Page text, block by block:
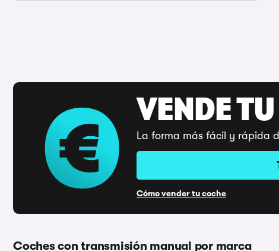
VENDE
La forma más fácil y rápida
Cómo vender tu coche
Coches con transmisión manual por marca